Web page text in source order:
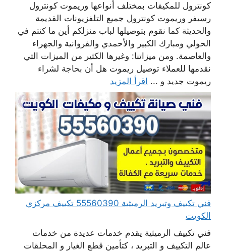
كونترول للمكيفات بمختلف أنواعها وريموت كونترول
رسيفر وريموت كونترول جميع التلفزيونات القديمة
والحديثة كما نقوم بتوصيلها لباب منزلكم أين ما كنتم في
الحولي ومبارك الكبير والأحمدي والفروانية والجهراء
والعاصمة. ومن ميزاتنا: وغيرها الكثير من الميزات التي
نقدمها للعملاء توصيل ريموت هل أن بحاجة لشراء
ريموت جديد و ... اقرأ المزيد
فني تكييف وتبريد الرميثية 55560390 تكييف مركزي
الكويت
فني تكييف الرميثية يقدم خدمات عديدة من خدمات
عالم التكييف و التبريد ، كتأمين قطع الغيار و المحلقات